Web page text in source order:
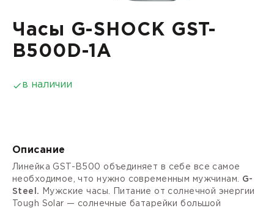
Часы G-SHOCK GST-
B500D-1A
в наличии
Описание
Линейка GST-B500 объединяет в себе все самое
необходимое, что нужно современным мужчинам. G-
Steel.
Мужские часы. Питание от солнечной энергии
Tough Solar — солнечные батарейки большой